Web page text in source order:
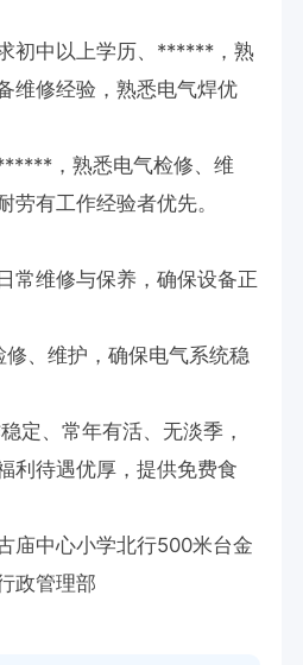
初中以上学历、******，熟
维修经验，熟悉电气焊优
，熟悉电气检修、维
劳有工作经验者优先。
常维修与保养，确保设备正
、维护，确保电气系统稳
定、常年有活、无淡季，
利待遇优厚，提供免费食
庙中心小学北行500米台金
政管理部